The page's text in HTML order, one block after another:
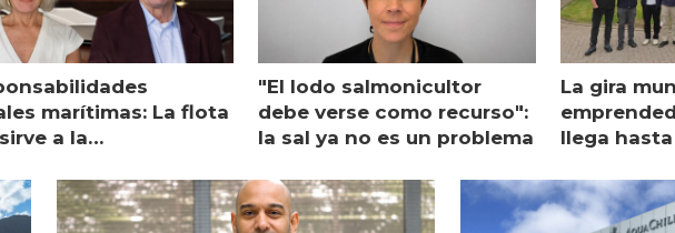
marítimas: La flota
a la
"El lodo salmonicultor
debe verse como recurso":
la sal ya no es un problema
La gira
llega
Escocia